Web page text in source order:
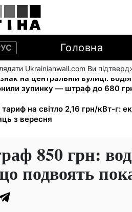
Головна
Ukrainianwall.com Ви
на центральній вулиці:
зупинку — штраф до 680
тариф на світло 2,16 грн/кВт-г:
з вересня
850 грн:
подвоять